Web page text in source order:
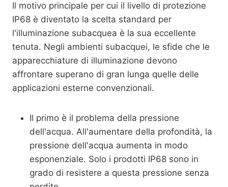
Il motivo principale per cui il livello di protezione
IP68 è diventato la scelta standard per
l'illuminazione subacquea è la sua eccellente
tenuta. Negli ambienti subacquei, le sfide che le
apparecchiature di illuminazione devono
affrontare superano di gran lunga quelle delle
applicazioni esterne convenzionali.
Il primo è il problema della pressione
dell'acqua. All'aumentare della profondità, la
pressione dell'acqua aumenta in modo
esponenziale. Solo i prodotti IP68 sono in
grado di resistere a questa pressione senza